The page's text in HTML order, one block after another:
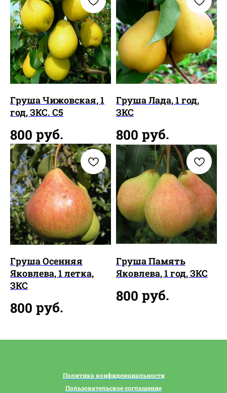
Груша Чижовская, 1
год, ЗКС. С5
800 руб.
Груша Лада, 1 год,
ЗКС
800 руб.
Груша Осенняя
Яковлева, 1 летка,
ЗКС
800 руб.
Груша Память
Яковлева, 1 год, ЗКС
800 руб.
Политика конфиденциальности
Пользовательское соглашение